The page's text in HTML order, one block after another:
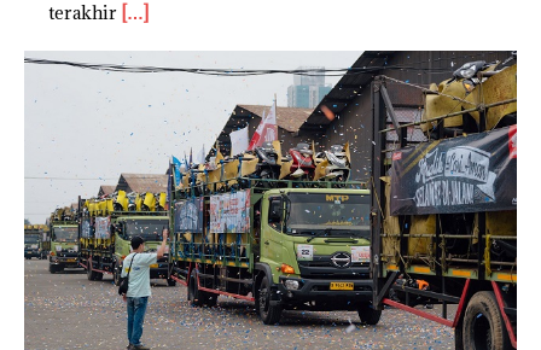
terakhir […]